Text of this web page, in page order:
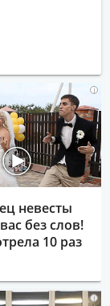
i
невесты
без слов!
10 раз
i